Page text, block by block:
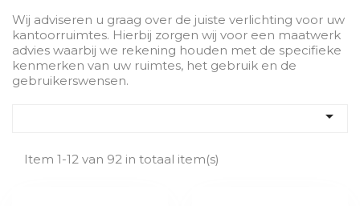
Wij adviseren u graag over de juiste verlichting voor uw
kantoorruimtes. Hierbij zorgen wij voor een maatwerk
advies waarbij we rekening houden met de specifieke
kenmerken van uw ruimtes, het gebruik en de
gebruikerswensen.

Item 1-12 van 92 in totaal item(s)